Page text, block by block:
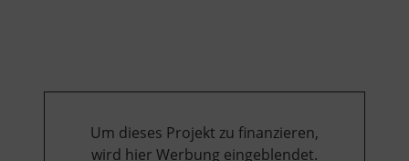
Um dieses Projekt zu finanzieren,
wird hier Werbung eingeblendet.